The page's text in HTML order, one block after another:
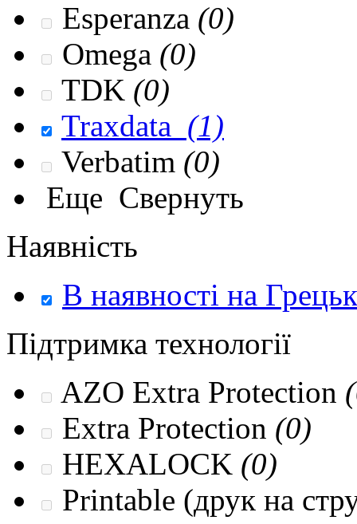
Esperanza (0)
Omega (0)
TDK (0)
Traxdata (1)
Verbatim (0)
Еще Свернуть
Наявність
В наявності на
Підтримка технології
AZO Extra Protection
Extra Protection (0)
HEXALOCK (0)
Printable (друк на